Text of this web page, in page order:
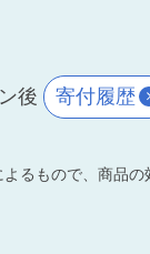
後 寄付履歴
るもので、商品の